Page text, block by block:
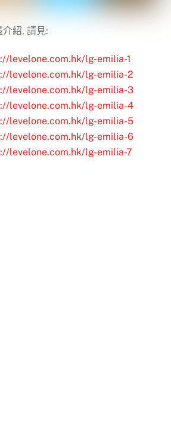
紹, 請見:
levelone.com.hk/lg-emilia-1
levelone.com.hk/lg-emilia-2
levelone.com.hk/lg-emilia-3
levelone.com.hk/lg-emilia-4
levelone.com.hk/lg-emilia-5
levelone.com.hk/lg-emilia-6
levelone.com.hk/lg-emilia-7